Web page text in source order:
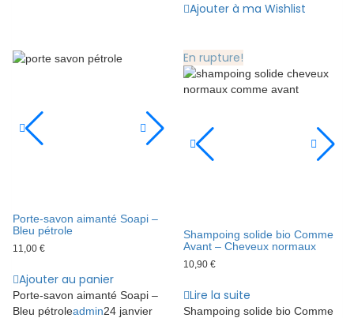
Ajouter à ma Wishlist
Porte-savon aimanté Soapi –
Bleu pétrole
11,00 €
Ajouter au panier
Porte-savon aimanté Soapi –
Bleu pétroleadmin24 janvier
En rupture!
Shampoing solide bio Comme
Avant – Cheveux normaux
10,90€
Lire la suite
Shampoing solide bio Comme